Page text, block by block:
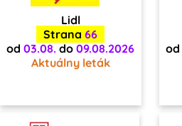
Lidl
Strana 66
od 03.08. do 09.08.2026
Aktuálny leták
od